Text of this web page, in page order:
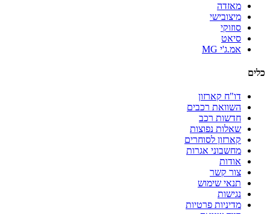
מאזדה
מיצובישי
סוזוקי
סיאט
אמ.ג'י MG
כלים
דו"ח קארזון
השוואת רכבים
חדשות רכב
שאלות נפוצות
קארזון לסוחרים
מחשבוני אגרות
אודות
צור קשר
תנאי שימוש
נגישות
מדיניות פרטיות